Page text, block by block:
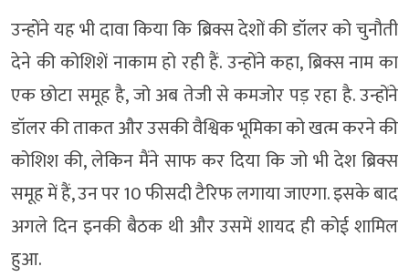
उन्होंने यह भी दावा किया कि ब्रिक्स देशों की डॉलर को चुनौती
देने की कोशिशें नाकाम हो रही हैं. उन्होंने कहा, ब्रिक्स नाम का
एक छोटा समूह है, जो अब तेजी से कमजोर पड़ रहा है. उन्होंने
डॉलर की ताकत और उसकी वैश्विक भूमिका को खत्म करने की
कोशिश की, लेकिन मैंने साफ कर दिया कि जो भी देश ब्रिक्स
समूह में हैं, उन पर 10 फीसदी टैरिफ लगाया जाएगा. इसके बाद
अगले दिन इनकी बैठक थी और उसमें शायद ही कोई शामिल
हुआ.